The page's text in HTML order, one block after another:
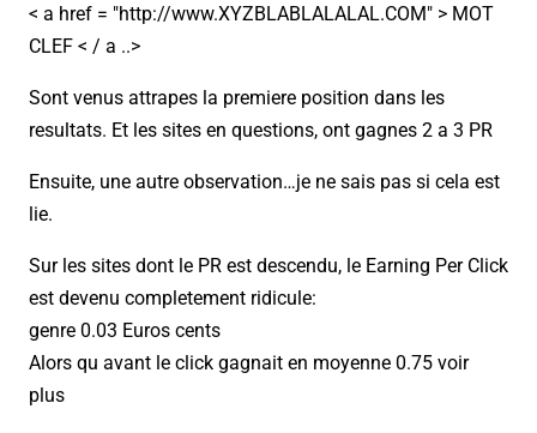
< a href = "http://www.XYZBLABLALALAL.COM" > MOT
CLEF < / a ..>
Sont venus attrapes la premiere position dans les
resultats. Et les sites en questions, ont gagnes 2 a 3 PR
Ensuite, une autre observation…je ne sais pas si cela est
lie.
Sur les sites dont le PR est descendu, le Earning Per Click
est devenu completement ridicule:
genre 0.03 Euros cents
Alors qu avant le click gagnait en moyenne 0.75 voir
plus